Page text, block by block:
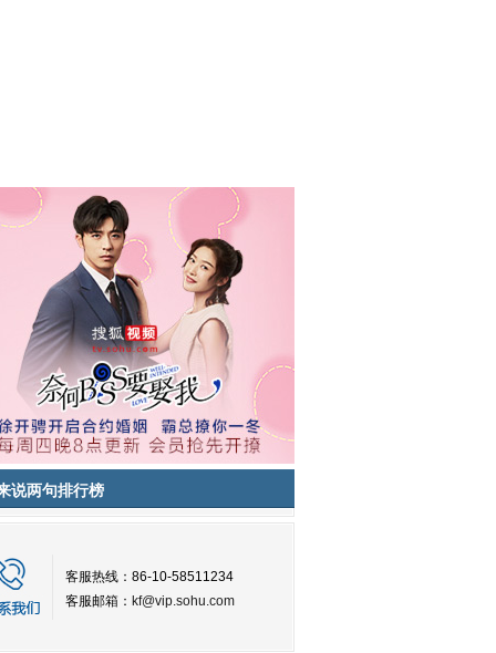
说两句排行榜
客服热线：86-10-58511234
客服邮箱： kf@vip.sohu.com